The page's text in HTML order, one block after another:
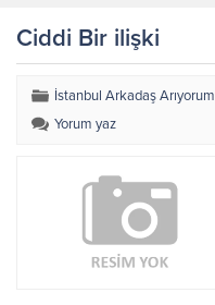
Ciddi Bir ilişki
İstanbul Arkadaş Arıyorum
Yorum yaz